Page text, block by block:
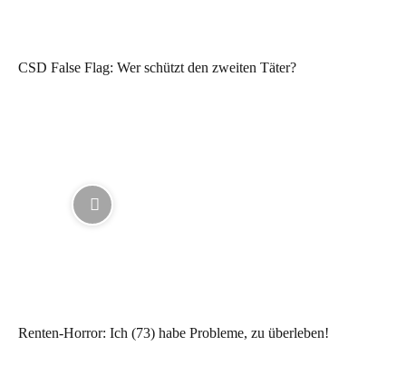
CSD False Flag: Wer schützt den zweiten Täter?
Renten-Horror: Ich (73) habe Probleme, zu überleben!